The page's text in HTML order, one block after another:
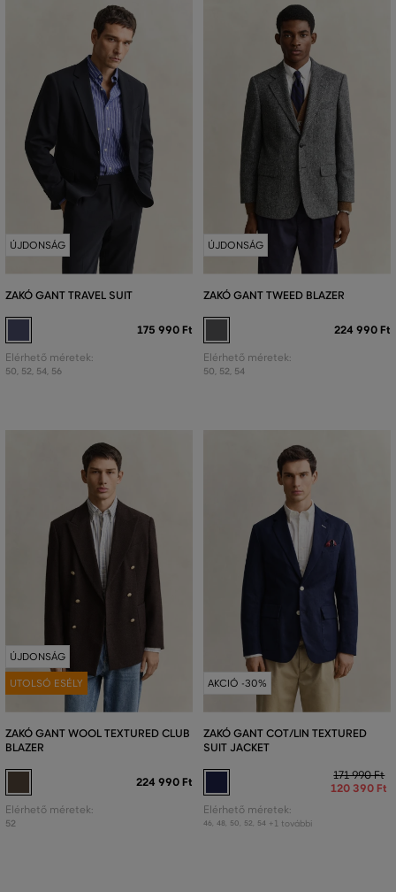
ÚJDONSÁG
ZAKÓ GANT TRAVEL SUIT
175 990 Ft
Elérhető méretek:
50 52 54 56
ÚJDONSÁG
ZAKÓ GANT TWEED BLAZER
224 990 Ft
Elérhető méretek:
50 52 54
ÚJDONSÁG
UTOLSÓ ESÉLY
ZAKÓ GANT WOOL TEXTURED CLUB
BLAZER
224 990 Ft
Elérhető méretek:
52
AKCIÓ -30%
ZAKÓ GANT COT/LIN TEXTURED
SUIT JACKET
171 990 Ft
120 390 Ft
Elérhető méretek:
46 48 50 52 54 +1 további